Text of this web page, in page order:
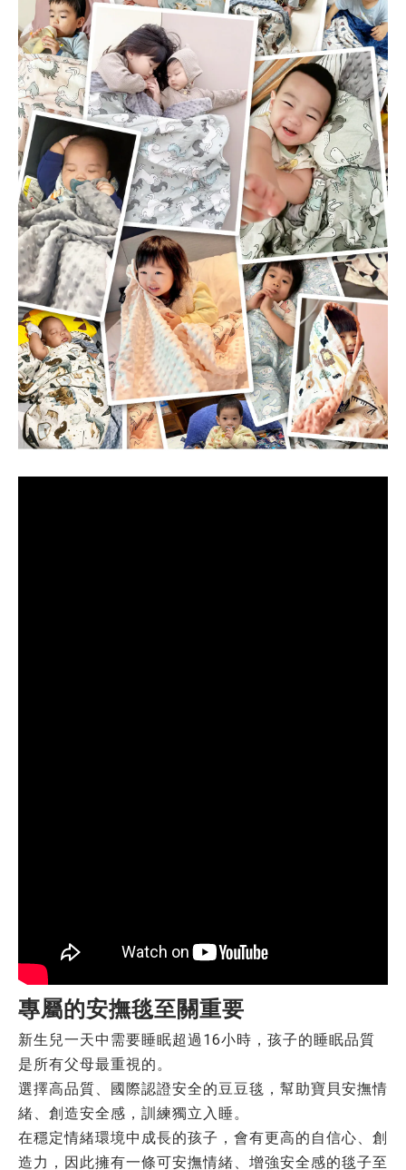
專屬的安撫毯至關重要
新生兒一天中需要睡眠超過16小時，孩子的睡眠品質
是所有父母最重視的。
選擇高品質、國際認證安全的豆豆毯，幫助寶貝安撫情
緒、創造安全感，訓練獨立入睡。
在穩定情緒環境中成長的孩子，會有更高的自信心、創
造力，因此擁有一條可安撫情緒、增強安全感的毯子至